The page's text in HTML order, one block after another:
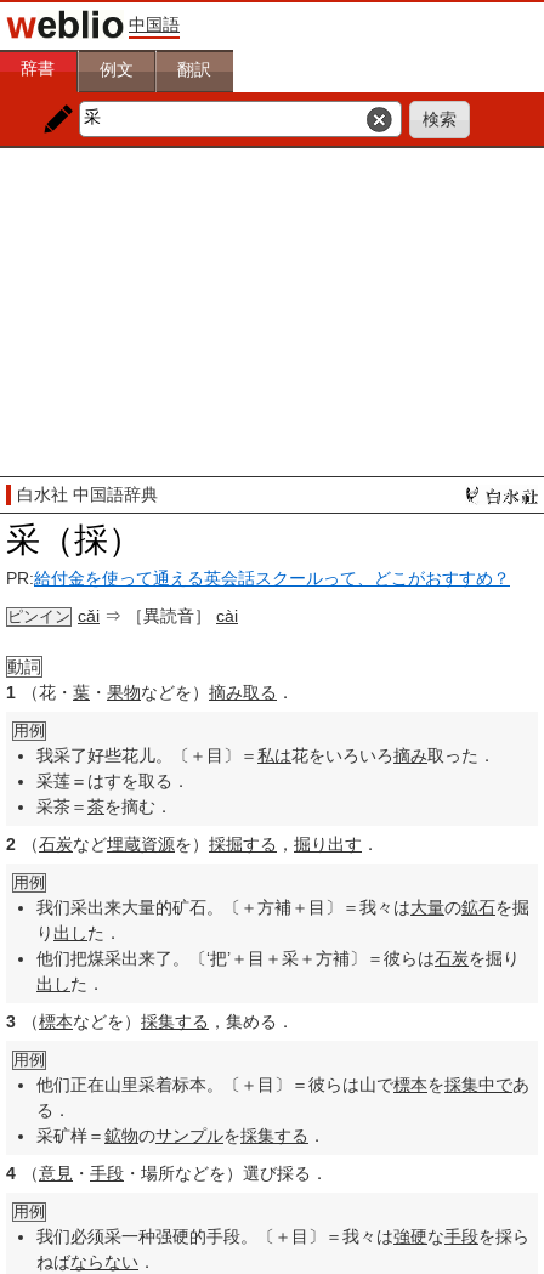
中国語
辞書 例文 翻訳
白水社 中国語辞典
采（採）
PR:給付金を使って通える英会話スクールって、どこがおすすめ？
ピンイン cǎi ⇒ ［異読音］ cài
動詞
1
（花・ 葉 ・ 果物などを） 摘み取る ．
用例
我采了好些花儿。〔＋目〕＝私は花をいろいろ摘み取った．
采莲＝はすを取る．
采茶＝茶を摘む．
2
（石炭など埋蔵資源を） 採掘する ， 掘り出す ．
用例
我们采出来大量的矿石。〔＋方補＋目〕＝我々は大量の鉱石を掘
り 出した．
他们把煤采出来了。〔‘把’＋目＋采＋方補〕＝彼らは石炭を掘り
出した．
3
（標本などを） 採集する ，集める．
用例
他们正在山里采着标本。〔＋目〕＝彼らは山で標本を採集中であ
る．
采矿样＝鉱物のサンプルを採集する ．
4
（意見 ・ 手段 ・場所などを）選び採る．
用例
我们必须采一种强硬的手段。〔＋目〕＝我々は強硬な手段を採ら
ねばならない ．